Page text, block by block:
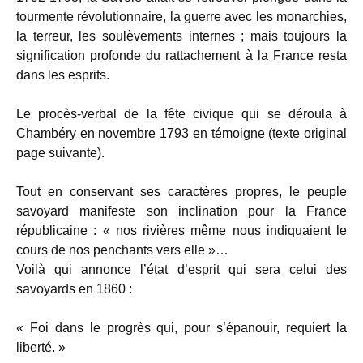
tourmente révolutionnaire, la guerre avec les monarchies,
la terreur, les soulèvements internes ; mais toujours la
signification profonde du rattachement à la France resta
dans les esprits.
Le procès-verbal de la fête civique qui se déroula à
Chambéry en novembre 1793 en témoigne (texte original
page suivante).
Tout en conservant ses caractères propres, le peuple
savoyard manifeste son inclination pour la France
républicaine : « nos rivières même nous indiquaient le
cours de nos penchants vers elle »…
Voilà qui annonce l’état d’esprit qui sera celui des
savoyards en 1860 :
« Foi dans le progrès qui, pour s’épanouir, requiert la
liberté. »